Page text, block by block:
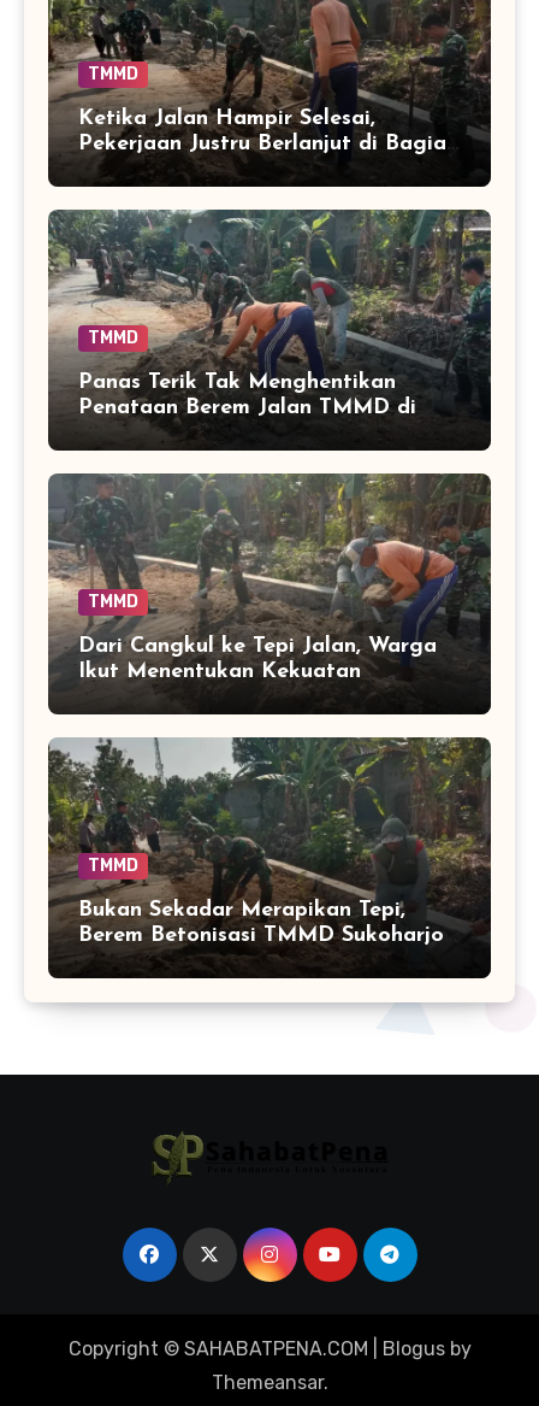
TMMD
Ketika Jalan Hampir Selesai,
Pekerjaan Justru Berlanjut di Bagian
Tepi
TMMD
Panas Terik Tak Menghentikan
Penataan Berem Jalan TMMD di
Sukoharjo
TMMD
Dari Cangkul ke Tepi Jalan, Warga
Ikut Menentukan Kekuatan
Betonisasi TMMD
TMMD
Bukan Sekadar Merapikan Tepi,
Berem Betonisasi TMMD Sukoharjo
Punya Peran Penting
Copyright © SAHABATPENA.COM Blogusby
Themeansar.